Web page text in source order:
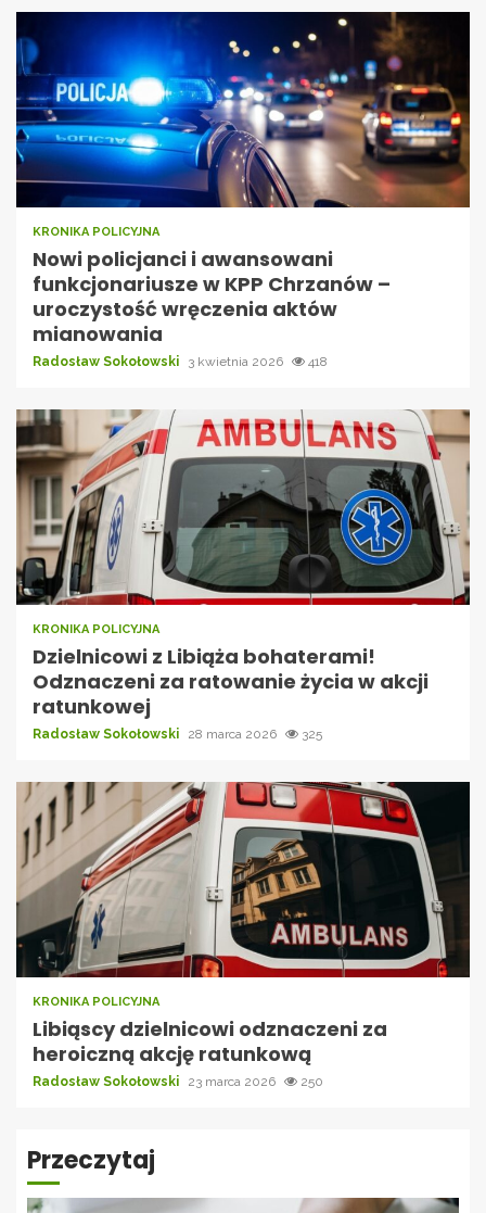
KRONIKA POLICYJNA
Nowi policjanci i awansowani
funkcjonariusze w KPP Chrzanów –
uroczystość wręczenia aktów
mianowania
Radosław Sokołowski 3 kwietnia 2026 418
KRONIKA POLICYJNA
Dzielnicowi z Libiąża bohaterami!
Odznaczeni za ratowanie życia w akcji
ratunkowej
Radosław Sokołowski 28 marca 2026 325
KRONIKA POLICYJNA
Libiąscy dzielnicowi odznaczeni za
heroiczną akcję ratunkową
Radosław Sokołowski 23 marca 2026 250
Przeczytaj